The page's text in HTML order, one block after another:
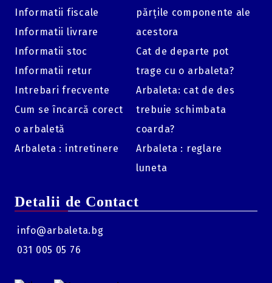
Informatii fiscale
Informatii livrare
Informatii stoc
Informatii retur
Intrebari frecvente
Cum se încarcă corect
o arbaletă
Arbaleta : intretinere
părțile componente ale
acestora
Cat de departe pot
trage cu o arbaleta?
Arbaleta: cat de des
trebuie schimbata
coarda?
Arbaleta : reglare
luneta
Detalii de Contact
info@arbaleta.bg
031 005 05 76